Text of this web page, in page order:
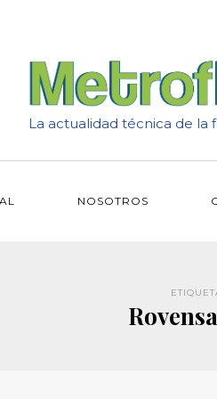
La actualidad técnica de la
NOSOTROS